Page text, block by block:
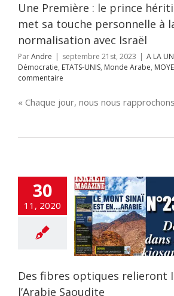
ORIENTUne Première : le prince
met sa touche personnelle à
normalisation avec Israël
ParAndre | septembre 21st, 2023 | A LA
Démocratie, ETATS-UNIS, Monde Arabe,
commentaire
« Chaque jour, nous nous
30
11, 2020
optiques
Israël et
Saoudite
DEFENSE
Des fibres optiques relieront
l’Arabie Saoudite